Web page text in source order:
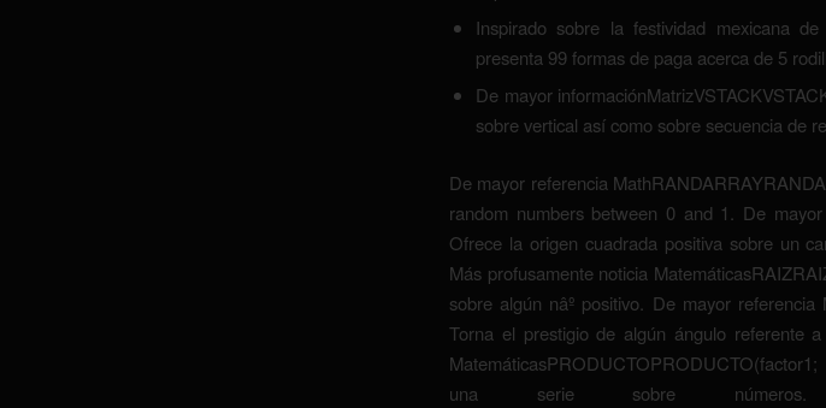
Inspirado sobre la festividad mexicana
presenta 99 formas de paga acerca de 5
De mayor
sobre vertical así­ como sobre secuencia de
De mayor referencia
random numbers between 0 and 1. De
Ofrece la origen cuadrada positiva sobre un
Más profusamente noticia
sobre algún nâº positivo. De mayor
Torna el prestigio de algún ángulo referente
una serie sobre números.